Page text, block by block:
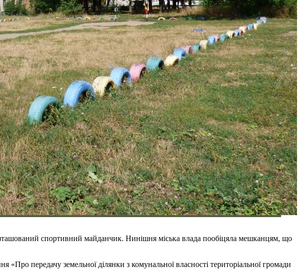
спортивний майданчик. Нинішня міська влада пообіцяла мешканцям, що
«Про передачу земельної ділянки з комунальної власності територіальної громади